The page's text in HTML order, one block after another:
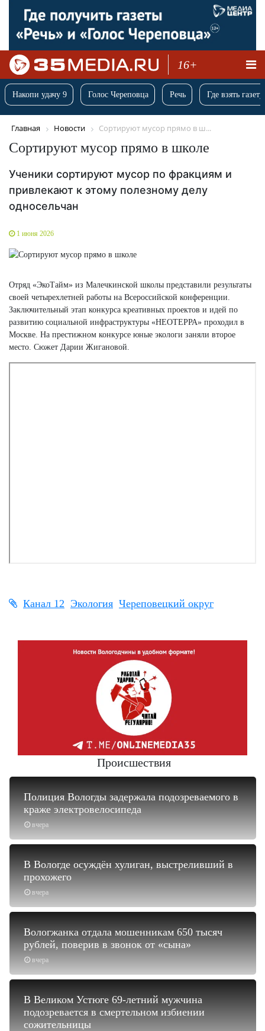
16+
Накопи удачу 9 Голос Череповца Речь Где взять
Главная Новости Сортируют мусор прямо в ш...
Сортируют мусор прямо в школе
Ученики сортируют мусор по фракциям и
привлекают к этому полезному делу
односельчан
1 июня 2026
Отряд «ЭкоТайм» из Малечкинской школы представили результаты
своей четырехлетней работы на Всероссийской конференции.
Заключительный этап конкурса креативных проектов и идей по
развитию социальной инфраструктуры «НЕОТЕРРА» проходил в
Москве. На престижном конкурсе юные экологи заняли второе
место. Сюжет Дарии Жигановой.
Канал 12 Экология Череповецкий округ
Происшествия
вчера
Полиция Вологды задержала подозреваемого в
краже электровелосипеда
вчера
В Вологде осуждён хулиган, выстреливший в
прохожего
вчера
Вологжанка отдала мошенникам 650 тысяч
рублей, поверив в звонок от «сына»
В Великом Устюге 69-летний мужчина
подозревается в смертельном избиении
сожительницы